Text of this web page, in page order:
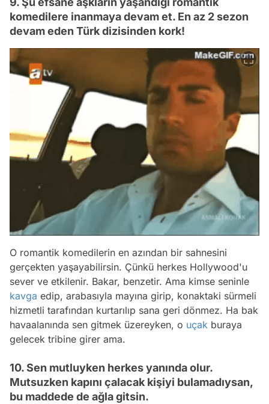
komedilere inanmaya devam et. En az 2 sezon
devam eden Türk dizisinden kork!
O romantik komedilerin en azından bir sahnesini
gerçekten yaşayabilirsin. Çünkü herkes Hollywood'u
sever ve etkilenir. Bakar, benzetir. Ama kimse seninle
kavga edip, arabasıyla mayına girip, konaktaki sürmeli
hizmetli tarafından kurtarılıp sana geri dönmez. Ha bak
havaalanında sen gitmek üzereyken, o uçak buraya
gelecek tribine girer ama.
10. Sen mutluyken herkes yanında olur.
Mutsuzken kapını çalacak kişiyi bulamadıysan,
bu maddede de ağla gitsin.